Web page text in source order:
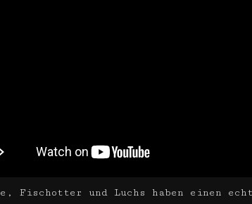
Fischotter und Luchs haben einen